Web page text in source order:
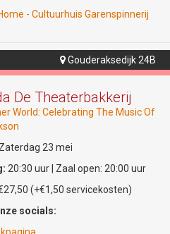
klanken uit een loop station
Janne van Ooij maakt
spektakel compleet: in haar rol
de dynamiek tussen toen en nu.
avond
van deze bijzondere voorstelling is
van Margrethe Beelen. 'Mîne
een zintuigprikkelende
worden waarin historie en
straatcultuur elkaar ontmoeten.
- Cultuurhuis Garenspinnerij
 Gouderaksedijk 24B
De Theaterbakkerij
Zaterdag 23 mei
20:30 uur | Zaal open: 20:00 uur
(+€1,50 servicekosten)
socials: